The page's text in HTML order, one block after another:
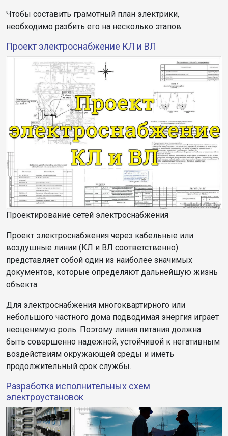
Чтобы составить грамотный план электрики,
необходимо разбить его на несколько этапов:
Проект электроснабжение КЛ и ВЛ
Проектирование сетей электроснабжения
Проект электроснабжения через кабельные или
воздушные линии (КЛ и ВЛ соответственно)
представляет собой один из наиболее значимых
документов, которые определяют дальнейшую жизнь
объекта.
Для электроснабжения многоквартирного или
небольшого частного дома подводимая энергия играет
неоценимую роль. Поэтому линия питания должна
быть совершенно надежной, устойчивой к негативным
воздействиям окружающей среды и иметь
продолжительный срок службы.
Разработка исполнительных схем
электроустановок